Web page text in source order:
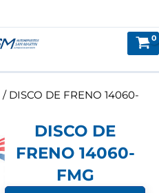
/ DISCO DE FRENO 14060-
DISCO DE
FRENO 14060-
FMG